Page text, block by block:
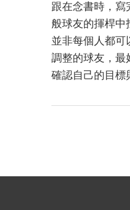
跟在念書時，寫
般球友的揮桿中
並非每個人都可
調整的球友，最
確認自己的目標